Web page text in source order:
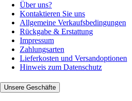
Über uns?
Kontaktieren Sie uns
Allgemeine Verkaufsbedingungen
Rückgabe & Erstattung
Impressum
Zahlungsarten
Lieferkosten und Versandoptionen
Hinweis zum Datenschutz
Unsere Geschäfte